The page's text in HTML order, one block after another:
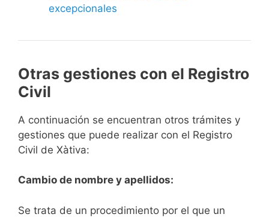
excepcionales
Otras gestiones con el Registro
Civil
A continuación se encuentran otros trámites y
gestiones que puede realizar con el Registro
Civil de Xàtiva:
Cambio de nombre y apellidos:
Se trata de un procedimiento por el que un